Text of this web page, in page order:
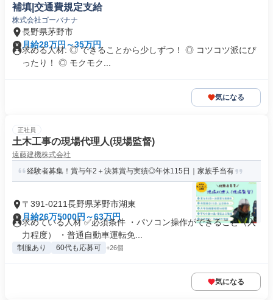
補填|交通費規定支給
株式会社ゴーバナナ
長野県茅野市
月給28万円～35万円
求める人材: ◎ できることから少しずつ！ ◎ コツコツ派にぴ
ったり！ ◎ モクモク...
気になる
正社員
土木工事の現場代理人(現場監督)
遠藤建機株式会社
経験者募集！賞与年2＋決算賞与実績◎年休115日｜家族手当有
〒391-0211長野県茅野市湖東
月給26万5000円～63万円
求めている人材 ✅必須条件 ・パソコン操作ができること（入
力程度） ・普通自動車運転免...
制服あり 60代も応募可 +26個
気になる